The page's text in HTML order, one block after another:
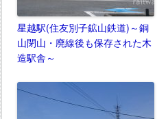
星越駅(住友別子鉱山鉄道)～銅
山閉山・廃線後も保存された木
造駅舎～